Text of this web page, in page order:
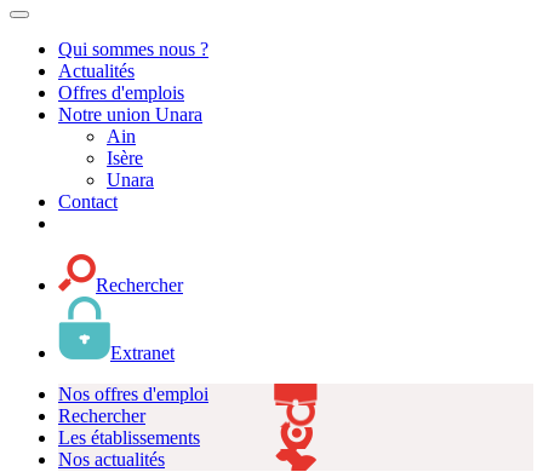
MENU
PRINCIPALQui sommes nous ?
Actualités
Offres d'emplois
Notre union Unara
Ain
Isère
Unara
Contact
Rechercher
Extranet
Nos offres d'emploi
Rechercher
Les établissements
Nos actualités